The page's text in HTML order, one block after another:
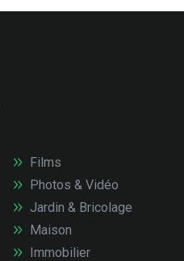
Films
Photos & Vidéo
Jardin & Bricolage
Maison
Immobilier